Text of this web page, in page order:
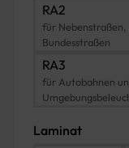
RA2
für
Bundesstraßen
RA3
für Autobahnen
Laminat